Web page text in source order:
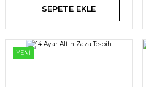
SEPETE EKLE
YENİ